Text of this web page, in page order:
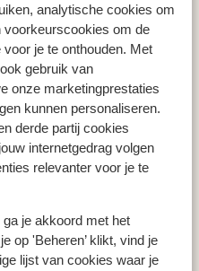
analytische cookies om
voorkeurscookies om de
je te onthouden. Met
gebruik van
onze marketingprestaties
kunnen personaliseren.
derde partij cookies
internetgedrag volgen
relevanter voor je te
je akkoord met het
op 'Beheren’ klikt, vind je
lijst van cookies waar je
Kreta
Algarve